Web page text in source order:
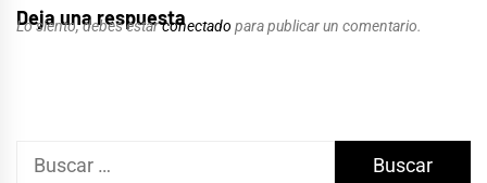
Deja una respuesta
Lo siento, debes estarconectado para publicar un comentario.
Buscar: